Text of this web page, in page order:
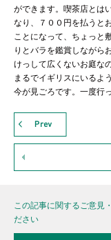
ができます。喫茶店とは
なり、７００円を払うと
ことになって、ちょっと
りとバラを鑑賞しながら
けっして広くないお庭な
まるでイギリスにいるよ
今が見ごろです。一度行
この記事に関するご意見
ださい